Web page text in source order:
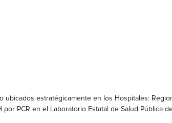
estratégicamente en los Hospitales:
PCR en el Laboratorio Estatal de Salud Pública